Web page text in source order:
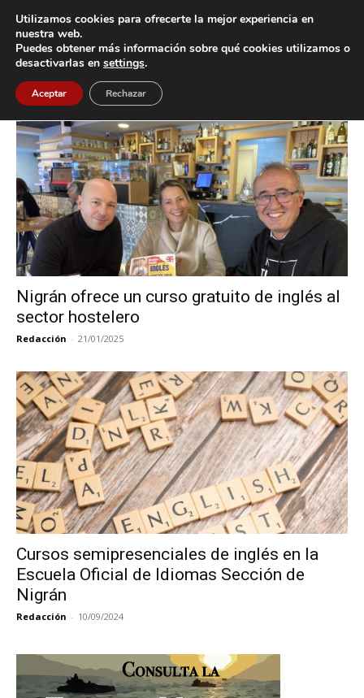
Inicio Etiquetas Cursos de Inglés
Etiqueta: Cursos de Inglés
Nigrán ofrece un curso gratuito de inglés al
sector hostelero
Redacción - 21/01/2025
Cursos semipresenciales de inglés en la
Escuela Oficial de Idiomas Sección de
Nigrán
Redacción - 10/09/2024
Utilizamos cookies para ofrecerte la mejor experiencia en
nuestra web.
Puedes obtener más información sobre qué cookies utilizamos o
desactivarlas en settings.
Aceptar Rechazar